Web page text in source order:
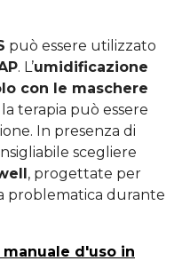
può essere utilizzato
. L’umidificazione
con le maschere
terapia può essere
In presenza di
scegliere
, progettate per
problematica durante
d'uso in